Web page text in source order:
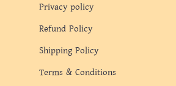
Privacy policy
Refund Policy
Shipping Policy
Terms & Conditions